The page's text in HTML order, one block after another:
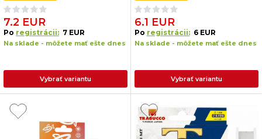
7.2 EUR
Po registrácii: 7 EUR
Na sklade - môžete mať ešte dnes
Vybrať variantu
6.1 EUR
Po registrácii: 6 EUR
Na sklade - môžete mať ešte dnes
Vybrať variantu